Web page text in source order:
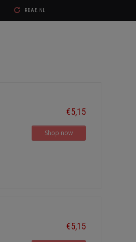
RDAE.NL
€5,15
Shop now
€5,15